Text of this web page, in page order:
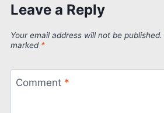
Leave a Reply
Your email address will not be published.
marked *
Comment *